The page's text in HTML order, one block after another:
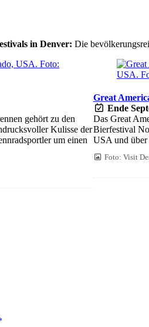
in Denver: Die
gehört zu den
Kulisse der
um einen
Great
Ende
Das Great
Bierfestival
USA und über
Foto: Visit